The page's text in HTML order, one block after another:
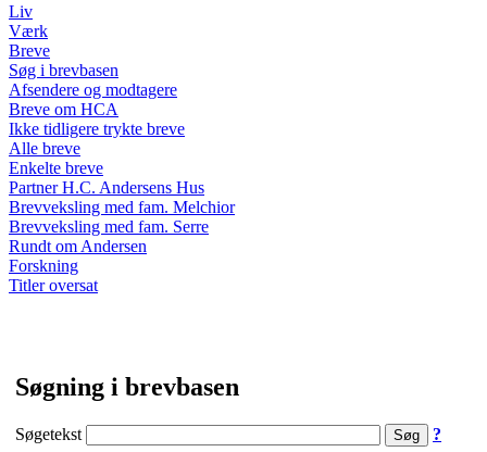
Liv
Værk
Breve
Søg i brevbasen
Afsendere og modtagere
Breve om HCA
Ikke tidligere trykte breve
Alle breve
Enkelte breve
Partner H.C. Andersens Hus
Brevveksling med fam. Melchior
Brevveksling med fam. Serre
Rundt om Andersen
Forskning
Titler oversat
Søgning i brevbasen
Søgetekst ?